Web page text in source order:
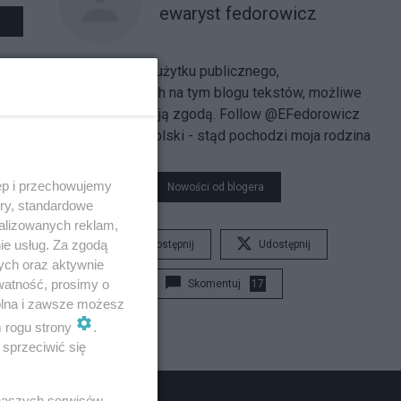
ewaryst fedorowicz
Kopiowanie do użytku publicznego,
zamieszczonych na tym blogu tekstów, możliwe
jest tylko za moją zgodą. Follow @EFedorowicz
Kamieniec Podolski - stąd pochodzi moja rodzina
Nowości od blogera
Udostępnij Udostępnij
Skomentuj 17
i przechowujemy
standardowe
reklam,
usług. Za zgodą
oraz aktywnie
prosimy o
i zawsze możesz
rogu strony
.
się